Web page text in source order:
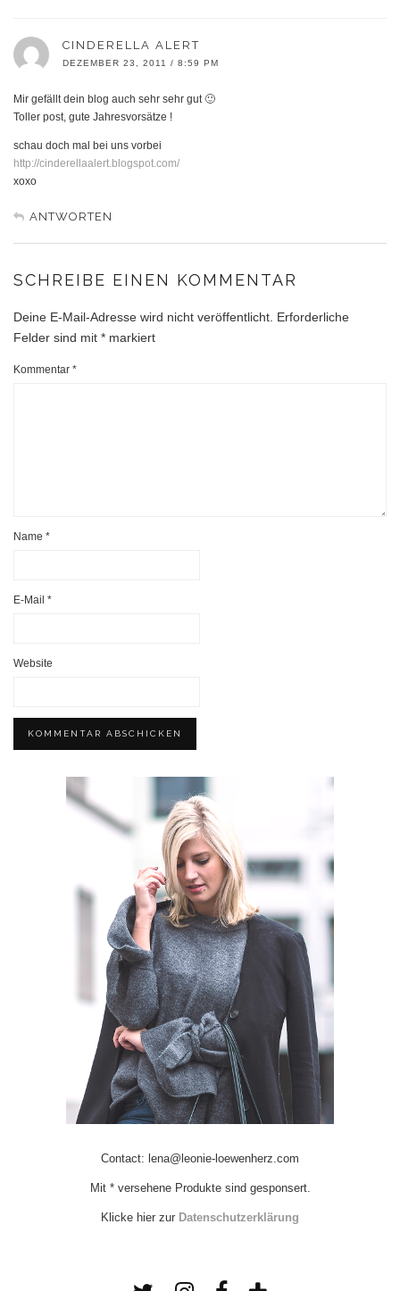
CINDERELLA ALERT
DEZEMBER 23, 2011 / 8:59 PM
Mir gefällt dein blog auch sehr sehr gut 🙂
Toller post, gute Jahresvorsätze !
schau doch mal bei uns vorbei
http://cinderellaalert.blogspot.com/
xoxo
ANTWORTEN
SCHREIBE EINEN KOMMENTAR
Deine E-Mail-Adresse wird nicht veröffentlicht. Erforderliche
Felder sind mit * markiert
Kommentar *
Name *
E-Mail *
Website
Contact: lena@leonie-loewenherz.com
Mit * versehene Produkte sind gesponsert.
Klicke hier zur Datenschutzerklärung